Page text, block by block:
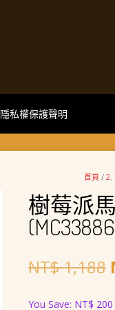
隱私權保護聲明
首頁 /2.
樹莓派
NT$1,188
You Save: NT$ 200